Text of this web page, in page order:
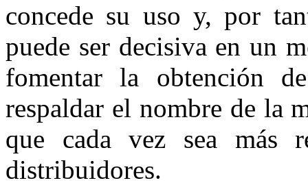
concede su uso y, por
puede ser decisiva en un
fomentar la obtención
respaldar el nombre de la
que cada vez sea más
distribuidores.